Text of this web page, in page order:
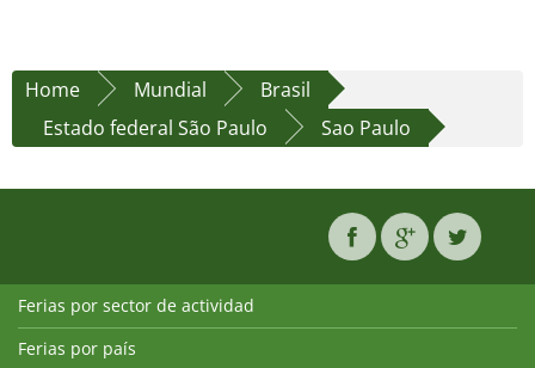
Home Mundial
Brasil
Estado federal São Paulo
Sao Paulo
Ferias por sector de actividad
Ferias por país